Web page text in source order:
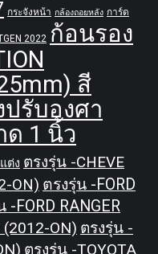
กระจังหน้า กล้องถอยหลัง การ์ด
2022 ก้อนรอง
สี
รับองศา
ด 1 นิ้ว
ต่ง ตรงรุ่น -CHEVE
ON) ตรงรุ่น -FORD
-FORD RANGER
(2012-ON) ตรงรุ่น -
ตรงรุ่น -TOYOTA